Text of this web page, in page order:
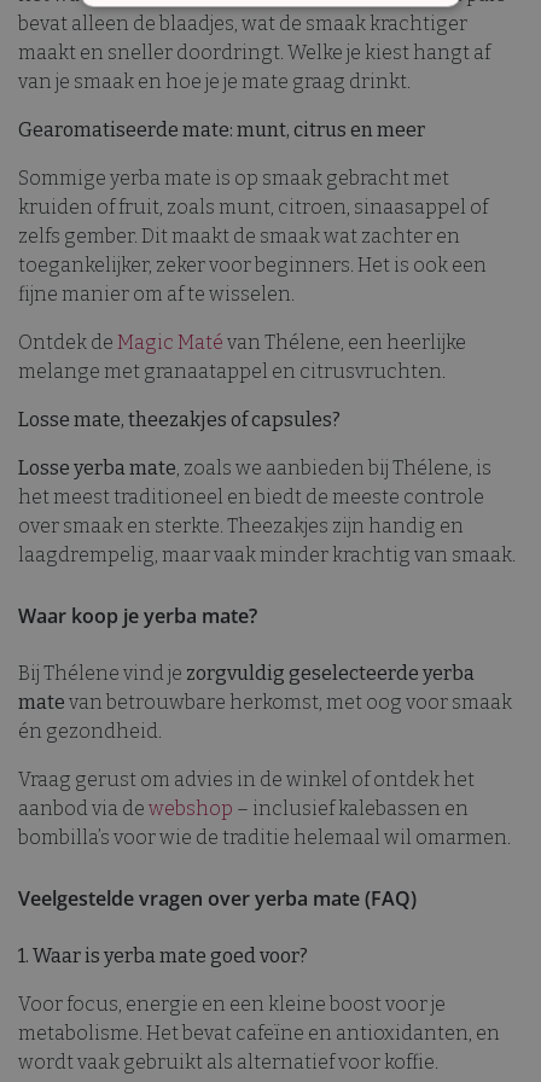
bevat alleen de blaadjes, wat de smaak krachtiger
maakt en sneller doordringt. Welke je kiest hangt af
van je smaak en hoe je je mate graag drinkt.
Gearomatiseerde mate: munt, citrus en meer
Sommige yerba mate is op smaak gebracht met
kruiden of fruit, zoals munt, citroen, sinaasappel of
zelfs gember. Dit maakt de smaak wat zachter en
toegankelijker, zeker voor beginners. Het is ook een
fijne manier om af te wisselen.
Ontdek de Magic Maté van Thélene, een heerlijke
melange met granaatappel en citrusvruchten.
Losse mate, theezakjes of capsules?
Losse yerba mate, zoals we aanbieden bij Thélene, is
het meest traditioneel en biedt de meeste controle
over smaak en sterkte. Theezakjes zijn handig en
laagdrempelig, maar vaak minder krachtig van smaak.
Waar koop je yerba mate?
Bij Thélene vind je zorgvuldig geselecteerde yerba
mate van betrouwbare herkomst, met oog voor smaak
én gezondheid.
Vraag gerust om advies in de winkel of ontdek het
aanbod via de webshop – inclusief kalebassen en
bombilla’s voor wie de traditie helemaal wil omarmen.
Veelgestelde vragen over yerba mate (FAQ)
1. Waar is yerba mate goed voor?
Voor focus, energie en een kleine boost voor je
metabolisme. Het bevat cafeïne en antioxidanten, en
wordt vaak gebruikt als alternatief voor koffie.
STRIKT NOODZAKELIJK
PRESTATIE TARGETING
Strikt noodzakelijk
Prestatie
Targeting
Functioneel
Strikt noodzakelijke cookies maken de
zoals gebruikersaanmelding en
accountbeheer. De website kan niet goed
worden gebruikt zonder de strikt
Aanbieder /
CookieScriptConsent
CookieScript
www.thelene.be
1 maand
sbjs_udata .thelene.be
Domein
199238446-1
Naam
Aanbieder /
Vervaldatum
.thelene.be
Google Privacy Policy